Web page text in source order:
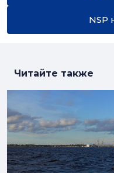
NSP
Читайте также